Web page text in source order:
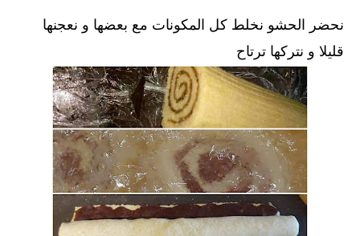
نحضر الحشو نخلط كل المكونات مع بعضها و نعجنها
قليلا و نتركها ترتاح